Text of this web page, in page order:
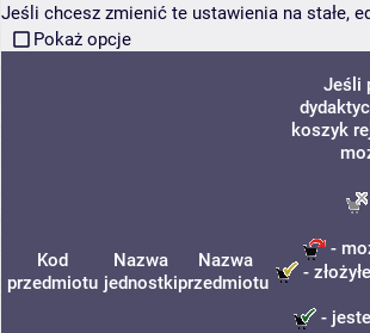
Jeśli chcesz zmienić te ustawienia na stałe,
Pokaż opcje
Kod
przedmiotu
Nazwa
jednostki
Nazwa
przedmiotu
Jeśli
koszyk
-
-
-